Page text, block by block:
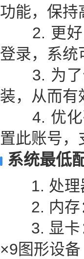
功能，保持
2. 更好
登录，系统
3. 为了
装，从而有
4. 优化
置此账号，
系统最低
1. 处理
2. 内存
3. 显卡：
×9图形设备